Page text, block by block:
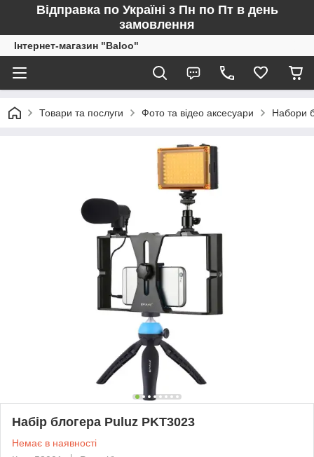
Відправка по Україні з Пн по Пт в день
замовлення
Інтернет-магазин "Baloo"
Товари та послуги Фото та відео аксесуари Набори
Набір блогера Puluz PKT3023
Немає в наявності